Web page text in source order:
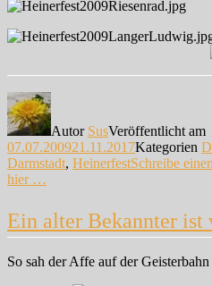
Autor SusVeröffentlicht am
07.07.200921.11.2017Kategorien
Darmstadt, HeinerfestSchreibe
hier …
Ein alter Bekannter
So sah der Affe auf der